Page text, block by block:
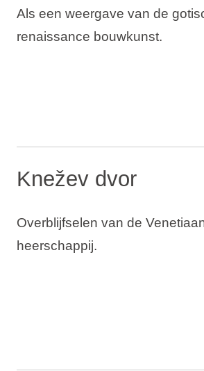
Als een weergave van de
renaissance bouwkunst.
Knežev dvor
Overblijfselen van de
heerschappij.